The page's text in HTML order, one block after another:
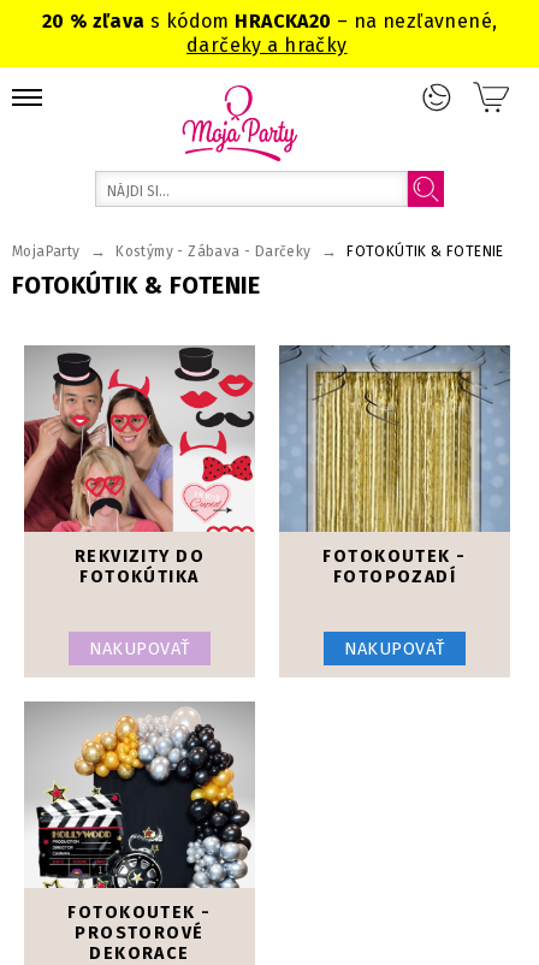
20 % zľavas kódom HRACKA20 – na nezľavnené,
darčeky a hračky
FOTOKÚTIK & FOTENIE
MojaParty → Kostýmy - Zábava - Darčeky → FOTOKÚTIK & FOTENIE
REKVIZITY DO
FOTOKÚTIKA
NAKUPOVAŤ
FOTOKOUTEK -
FOTOPOZADÍ
NAKUPOVAŤ
FOTOKOUTEK -
PROSTOROVÉ
DEKORACE